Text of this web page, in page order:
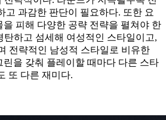
고 과감한 판단이 필요하다. 또한 요
피해 다양한 공략 전략을 펼쳐야 한
탄하고 섬세해 여성적인 스타일이고,
전략적인 남성적 스타일로 비유한
린을 갖춰 플레이할 때마다 다른 스타
또 다른 재미다.